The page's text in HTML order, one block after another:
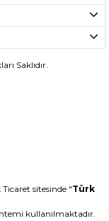
Saklıdır.
"Türk
kullanılmaktadır.